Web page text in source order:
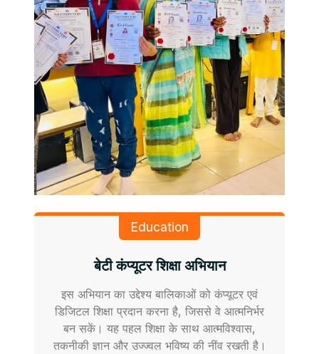
Education
बेटी कंप्यूटर शिक्षा अभियान
इस अभियान का उद्देश्य बालिकाओं को कंप्यूटर एवं
डिजिटल शिक्षा प्रदान करना है, जिससे वे आत्मनिर्भर
बन सकें। यह पहल शिक्षा के साथ आत्मविश्वास,
तकनीकी ज्ञान और उज्ज्वल भविष्य की नींव रखती है।